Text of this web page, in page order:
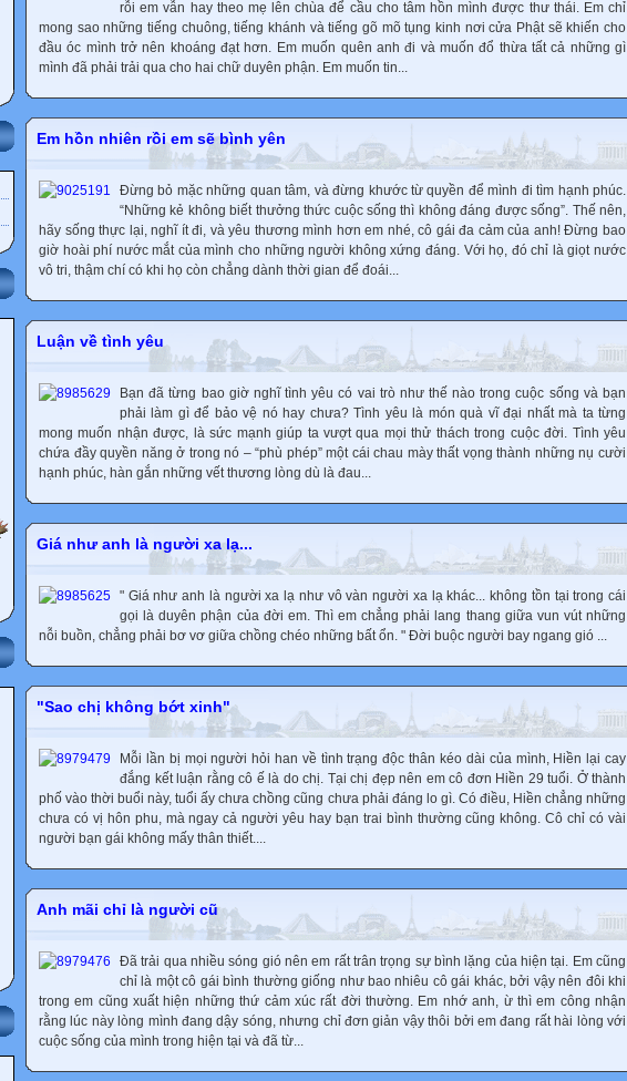
rỗi em vẫn hay theo mẹ lên chùa để cầu cho tâm hồn mình được thư thái. Em chỉ
mong sao những tiếng chuông, tiếng khánh và tiếng gõ mõ tụng kinh nơi cửa Phật sẽ khiến cho
đầu óc mình trở nên khoáng đạt hơn. Em muốn quên anh đi và muốn đổ thừa tất cả những gì
mình đã phải trải qua cho hai chữ duyên phận. Em muốn tin...
Em hồn nhiên rồi em sẽ bình yên
Đừng bỏ mặc những quan tâm, và đừng khước từ quyền để mình đi tìm hạnh phúc.
“Những kẻ không biết thưởng thức cuộc sống thì không đáng được sống”. Thế nên,
hãy sống thực lại, nghĩ ít đi, và yêu thương mình hơn em nhé, cô gái đa cảm của anh! Đừng bao
giờ hoài phí nước mắt của mình cho những người không xứng đáng. Với họ, đó chỉ là giọt nước
vô tri, thậm chí có khi họ còn chẳng dành thời gian để đoái...
Luận về tình yêu
Bạn đã từng bao giờ nghĩ tình yêu có vai trò như thế nào trong cuộc sống và bạn
phải làm gì để bảo vệ nó hay chưa? Tình yêu là món quà vĩ đại nhất mà ta từng
mong muốn nhận được, là sức mạnh giúp ta vượt qua mọi thử thách trong cuộc đời. Tình yêu
chứa đầy quyền năng ở trong nó – “phù phép” một cái chau mày thất vọng thành những nụ cười
hạnh phúc, hàn gắn những vết thương lòng dù là đau...
Giá như anh là người xa lạ...
" Giá như anh là người xa lạ như vô vàn người xa lạ khác... không tồn tại trong cái
gọi là duyên phận của đời em. Thì em chẳng phải lang thang giữa vun vút những
nỗi buồn, chẳng phải bơ vơ giữa chồng chéo những bất ổn. " Đời buộc người bay ngang gió ...
"Sao chị không bớt xinh"
Mỗi lần bị mọi người hỏi han về tình trạng độc thân kéo dài của mình, Hiền lại cay
đắng kết luận rằng cô ế là do chị. Tại chị đẹp nên em cô đơn Hiền 29 tuổi. Ở thành
phố vào thời buổi này, tuổi ấy chưa chồng cũng chưa phải đáng lo gì. Có điều, Hiền chẳng những
chưa có vị hôn phu, mà ngay cả người yêu hay bạn trai bình thường cũng không. Cô chỉ có vài
người bạn gái không mấy thân thiết....
Anh mãi chỉ là người cũ
Đã trải qua nhiều sóng gió nên em rất trân trọng sự bình lặng của hiện tại. Em cũng
chỉ là một cô gái bình thường giống như bao nhiêu cô gái khác, bởi vậy nên đôi khi
trong em cũng xuất hiện những thứ cảm xúc rất đời thường. Em nhớ anh, ừ thì em công nhận
rằng lúc này lòng mình đang dậy sóng, nhưng chỉ đơn giản vậy thôi bởi em đang rất hài lòng với
cuộc sống của mình trong hiện tại và đã từ...